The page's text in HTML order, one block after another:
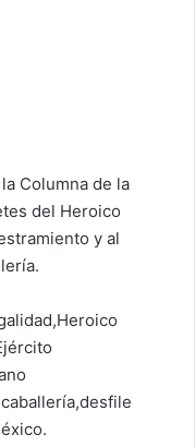
Columna de la
del Heroico
y al